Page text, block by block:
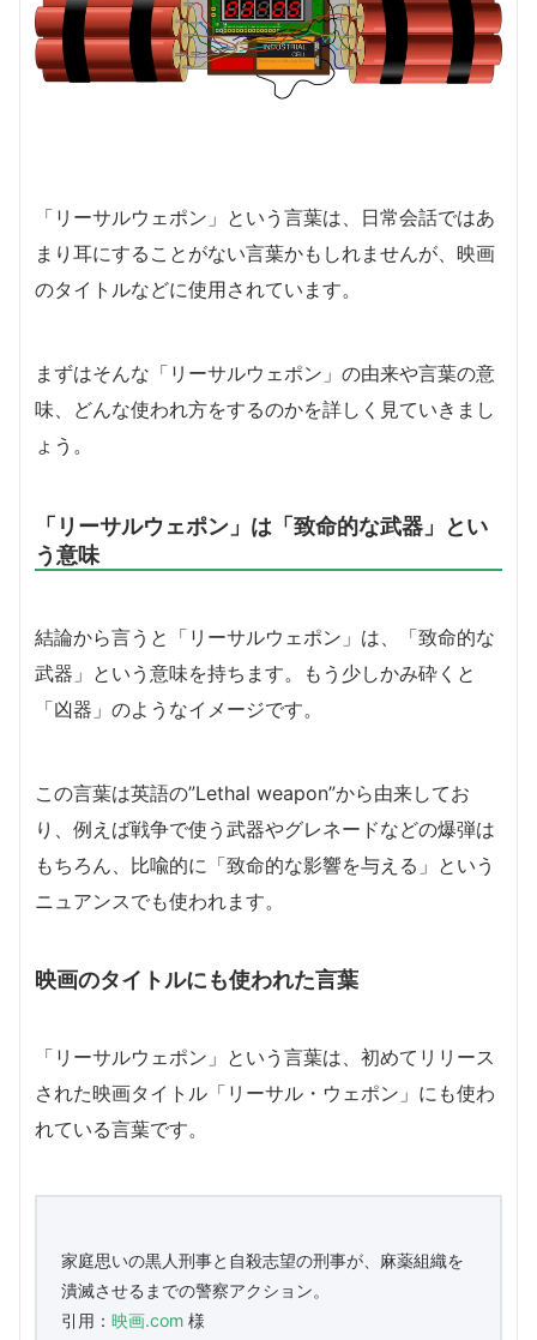
「リーサルウェポン」という言葉は、日常会話ではあ
まり耳にすることがない言葉かもしれませんが、映画
のタイトルなどに使用されています。
まずはそんな「リーサルウェポン」の由来や言葉の意
味、どんな使われ方をするのかを詳しく見ていきまし
ょう。
「リーサルウェポン」は「致命的な武器」とい
う意味
結論から言うと「リーサルウェポン」は、「致命的な
武器」という意味を持ちます。もう少しかみ砕くと
「凶器」のようなイメージです。
この言葉は英語の”Lethal weapon”から由来してお
り、例えば戦争で使う武器やグレネードなどの爆弾は
もちろん、比喩的に「致命的な影響を与える」という
ニュアンスでも使われます。
映画のタイトルにも使われた言葉
「リーサルウェポン」という言葉は、初めてリリース
された映画タイトル「リーサル・ウェポン」にも使わ
れている言葉です。
家庭思いの黒人刑事と自殺志望の刑事が、麻薬組織を
潰滅させるまでの警察アクション。
引用： 映画.com 様